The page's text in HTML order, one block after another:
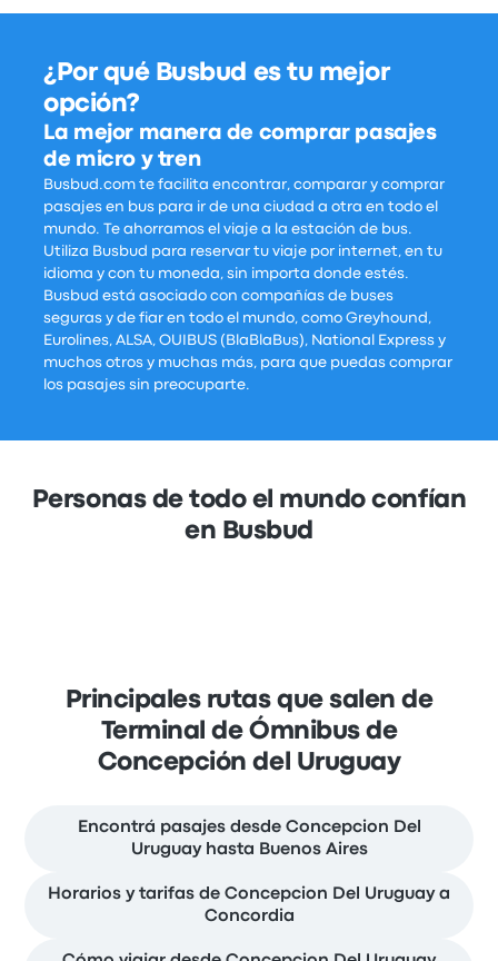
¿Por qué Busbud es tu mejor
opción?
La mejor manera de comprar pasajes
de micro y tren
Busbud.com te facilita encontrar, comparar y comprar
pasajes en bus para ir de una ciudad a otra en todo el
mundo. Te ahorramos el viaje a la estación de bus.
Utiliza Busbud para reservar tu viaje por internet, en tu
idioma y con tu moneda, sin importa donde estés.
Busbud está asociado con compañías de buses
seguras y de fiar en todo el mundo, como Greyhound,
Eurolines, ALSA, OUIBUS (BlaBlaBus), National Express y
muchos otros y muchas más, para que puedas comprar
los pasajes sin preocuparte.
Personas de todo el mundo confían
en Busbud
Principales rutas que salen de
Terminal de Ómnibus de
Concepción del Uruguay
Encontrá pasajes desde Concepcion Del
Uruguay hasta Buenos Aires
Horarios y tarifas de Concepcion Del Uruguay a
Concordia